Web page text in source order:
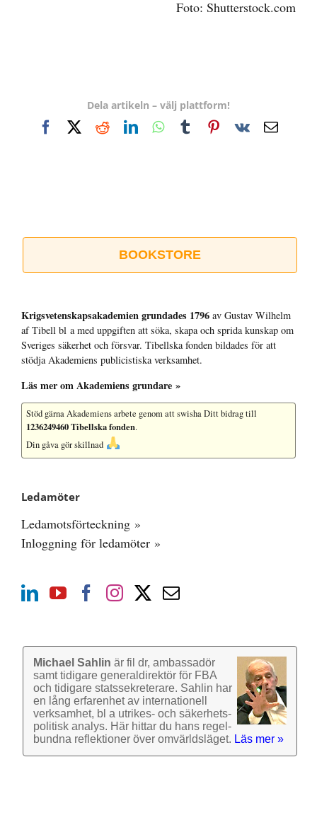
Foto: Shutterstock.com
Dela artikeln – välj plattform!
FacebookRedditLinkedInWhatsApp
TumblrPinterest
Vk
E-
BOOKSTORE
Krigsvetenskap­sakademien grundades 1796 av Gustav Wilhelm
af Tibell bl a med uppgiften att söka, skapa och sprida kunskap om
Sveriges säkerhet och försvar. Tibellska fonden bildades för att
stödja Akademiens publicistiska verksamhet.
Läs mer om Akademiens grundare »
Stöd gärna Akademiens arbete genom att swisha Ditt bidrag till
1236249460 Tibellska fonden.
Din gåva gör skillnad
Ledamöter
Ledamotsförteckning »
Inloggning för ledamöter »
Michael Sahlin är fil dr, ambassadör
samt tidigare general­direktör för FBA
och tidigare stats­sekre­terare. Sahlin har
en lång erfarenhet av inter­nationell
verk­samhet, bl a utrikes- och säkerhets­
politisk analys. Här hittar du hans regel­
bundna reflek­tioner över omvärlds­läget. Läs mer »